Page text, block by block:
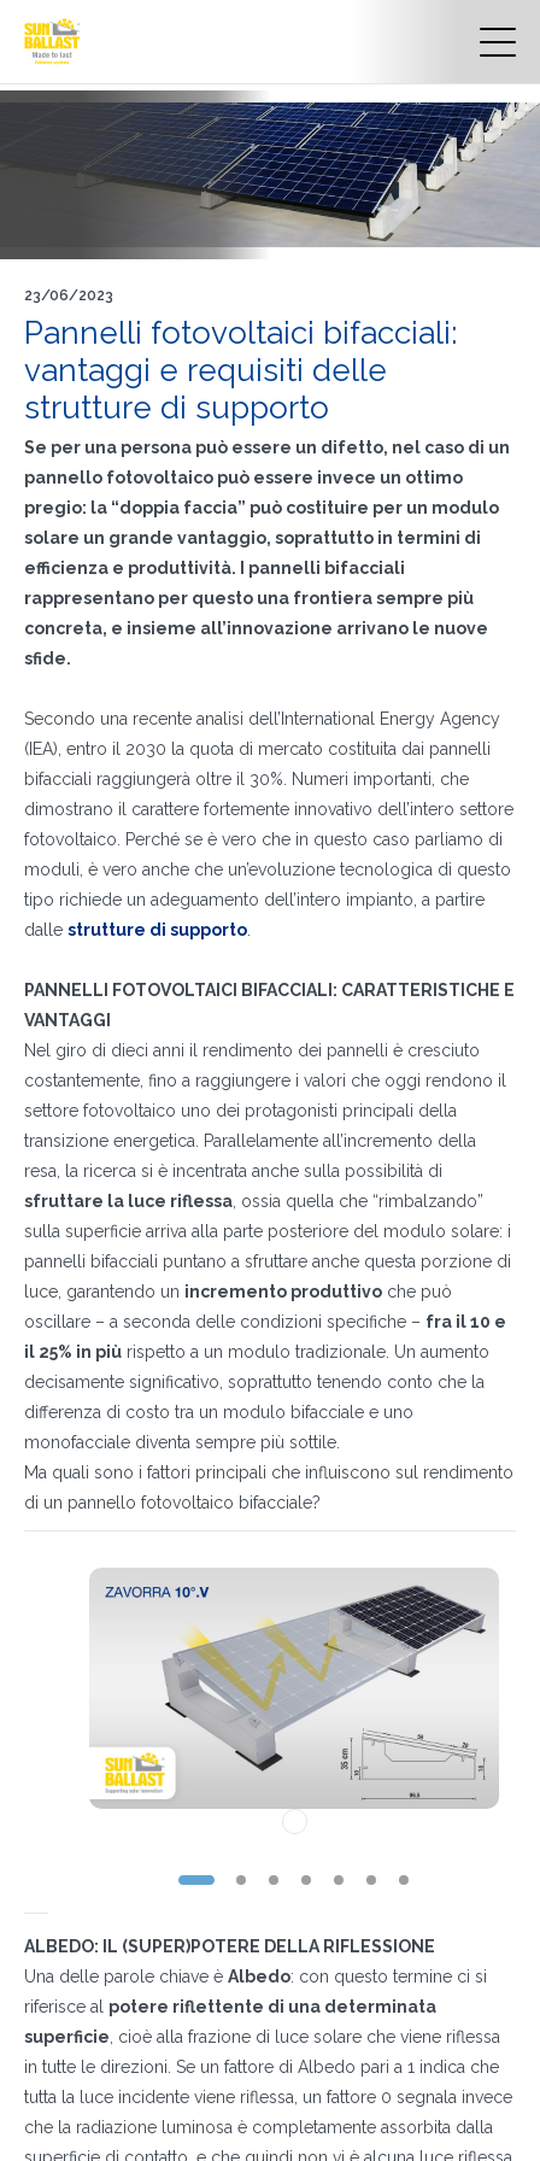
23/06/2023
Pannelli fotovoltaici bifacciali:
vantaggi e requisiti delle
strutture di supporto
Se per una persona può essere un difetto, nel caso di un
pannello fotovoltaico può essere invece un ottimo
pregio: la “doppia faccia” può costituire per un modulo
solare un grande vantaggio, soprattutto in termini di
efficienza e produttività. I pannelli bifacciali
rappresentano per questo una frontiera sempre più
concreta, e insieme all’innovazione arrivano le nuove
sfide.
Secondo una recente analisi dell’International Energy Agency
(IEA), entro il 2030 la quota di mercato costituita dai pannelli
bifacciali raggiungerà oltre il 30%. Numeri importanti, che
dimostrano il carattere fortemente innovativo dell’intero settore
fotovoltaico. Perché se è vero che in questo caso parliamo di
moduli, è vero anche che un’evoluzione tecnologica di questo
tipo richiede un adeguamento dell’intero impianto, a partire
dalle strutture di supporto
PANNELLI FOTOVOLTAICI BIFACCIALI: CARATTERISTICHE E
VANTAGGI
Nel giro di dieci anni il rendimento dei pannelli è cresciuto
costantemente, fino a raggiungere i valori che oggi rendono il
settore fotovoltaico uno dei protagonisti principali della
transizione energetica. Parallelamente all’incremento della
resa, la ricerca si è incentrata anche sulla possibilità di
sfruttare la luce riflessa , ossia quella che “rimbalzando”
sulla superficie arriva alla parte posteriore del modulo solare: i
pannelli bifacciali puntano a sfruttare anche questa porzione di
luce, garantendo un incremento produttivo che può
oscillare – a seconda delle condizioni specifiche – fra il 10 e
il 25% in più rispetto a un modulo tradizionale. Un aumento
decisamente significativo, soprattutto tenendo conto che la
differenza di costo tra un modulo bifacciale e uno
monofacciale diventa sempre più sottile.
Ma quali sono i fattori principali che influiscono sul rendimento
di un pannello fotovoltaico bifacciale?
ALBEDO: IL (SUPER)POTERE DELLA RIFLESSIONE
Una delle parole chiave è Albedo: con questo termine ci si
riferisce al potere riflettente di una determinata
superficie , cioè alla frazione di luce solare che viene riflessa
in tutte le direzioni. Se un fattore di Albedo pari a 1 indica che
tutta la luce incidente viene riflessa, un fattore 0 segnala invece
che la radiazione luminosa è completamente assorbita dalla